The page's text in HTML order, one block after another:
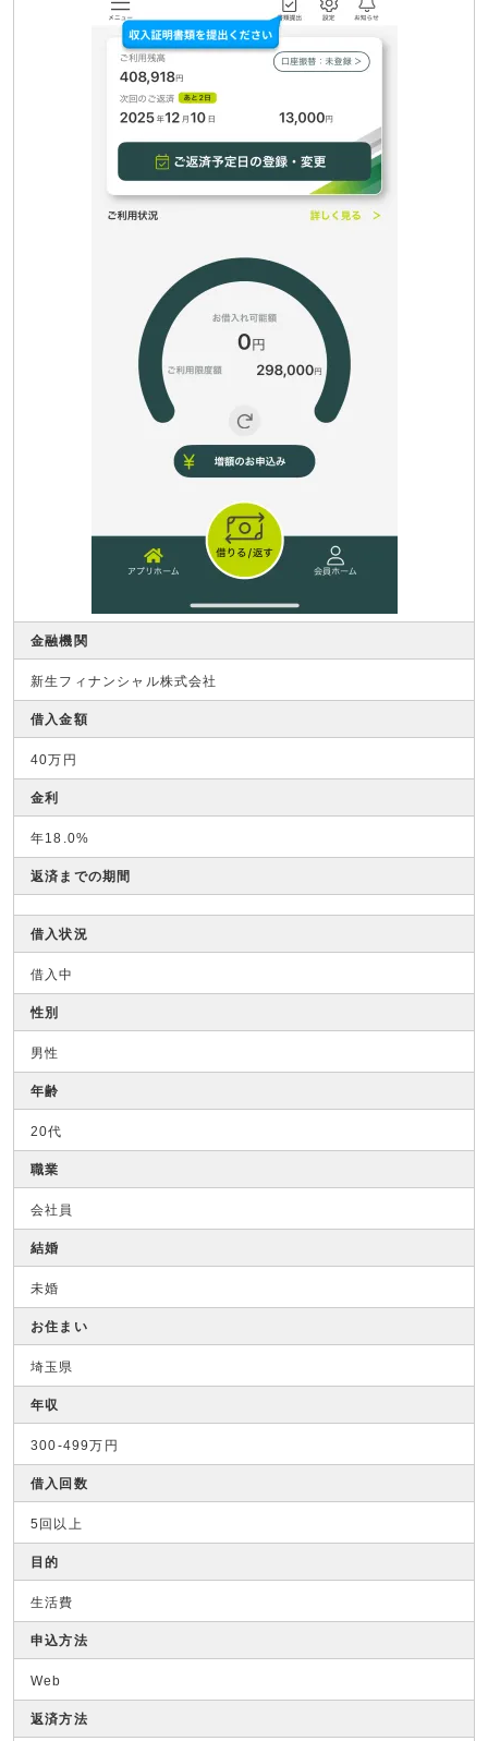
金融機関
新生フィナンシャル株式会社
借入金額
40万円
金利
年18.0%
返済までの期間
借入状況
借入中
性別
男性
年齢
20代
職業
会社員
結婚
未婚
お住まい
埼玉県
年収
300-499万円
借入回数
5回以上
目的
生活費
申込方法
Web
返済方法